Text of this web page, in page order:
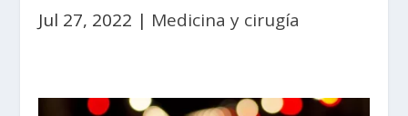
Jul 27, 2022 | Medicina y cirugía